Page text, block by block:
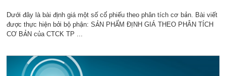
Dưới đây là bài định giá một số cổ phiếu theo phân tích cơ bản. Bài viết
được thực hiện bởi bộ phận: SẢN PHẨM ĐỊNH GIÁ THEO PHÂN TÍCH
CƠ BẢN của CTCK TP ...